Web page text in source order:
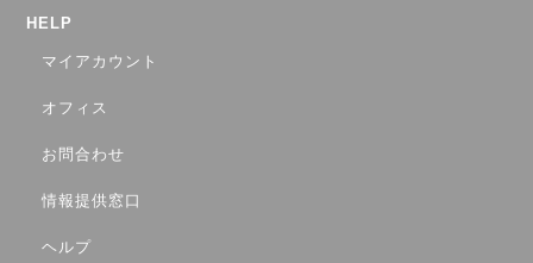
HELP
マイアカウント
オフィス
お問合わせ
情報提供窓口
ヘルプ